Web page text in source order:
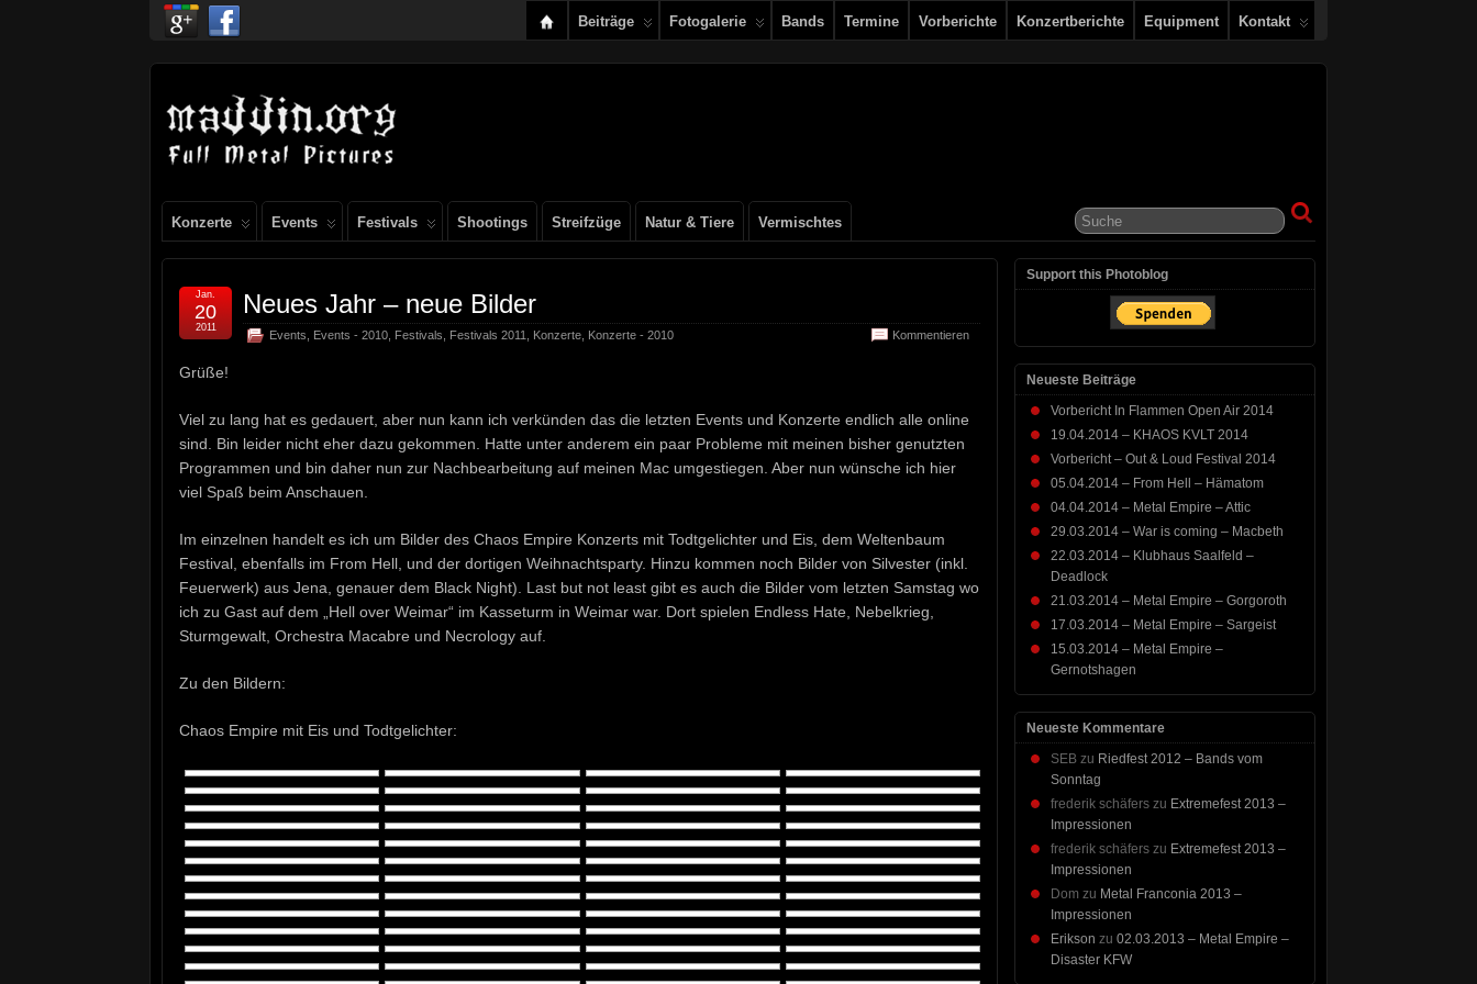
Beiträge Fotogalerie Bands Termine Vorberichte Konzertberichte Equipment Kontakt
Konzerte Events Festivals Shootings Streifzüge Natur & Tiere Vermischtes
Neues Jahr – neue Bilder
Events Events - 2010 Festivals Festivals 2011 Konzerte Konzerte - 2010 Kommentieren
Jan.
20
2011
Grüße!
Viel zu lang hat es gedauert, aber nun kann ich verkünden das die letzten Events und Konzerte endlich alle online
sind. Bin leider nicht eher dazu gekommen. Hatte unter anderem ein paar Probleme mit meinen bisher genutzten
Programmen und bin daher nun zur Nachbearbeitung auf meinen Mac umgestiegen. Aber nun wünsche ich hier
viel Spaß beim Anschauen.
Im einzelnen handelt es ich um Bilder des Chaos Empire Konzerts mit Todtgelichter und Eis, dem Weltenbaum
Festival, ebenfalls im From Hell, und der dortigen Weihnachtsparty. Hinzu kommen noch Bilder von Silvester (inkl.
Feuerwerk) aus Jena, genauer dem Black Night). Last but not least gibt es auch die Bilder vom letzten Samstag wo
ich zu Gast auf dem „Hell over Weimar“ im Kasseturm in Weimar war. Dort spielen Endless Hate, Nebelkrieg,
Sturmgewalt, Orchestra Macabre und Necrology auf.
Zu den Bildern:
Chaos Empire mit Eis und Todtgelichter:
Support this Photoblog
Neueste Beiträge
Vorbericht In Flammen Open Air 2014
19.04.2014 – KHAOS KVLT 2014
Vorbericht – Out & Loud Festival 2014
05.04.2014 – From Hell – Hämatom
04.04.2014 – Metal Empire – Attic
29.03.2014 – War is coming – Macbeth
22.03.2014 – Klubhaus Saalfeld –
Deadlock
21.03.2014 – Metal Empire – Gorgoroth
17.03.2014 – Metal Empire – Sargeist
15.03.2014 – Metal Empire –
Gernotshagen
Neueste Kommentare
SEB zu Riedfest 2012 – Bands vom
Sonntag
frederik schäfers zu Extremefest 2013 –
Impressionen
frederik schäfers zu Extremefest 2013 –
Impressionen
Dom zu Metal Franconia 2013 –
Impressionen
Erikson zu 02.03.2013 – Metal Empire –
Disaster KFW